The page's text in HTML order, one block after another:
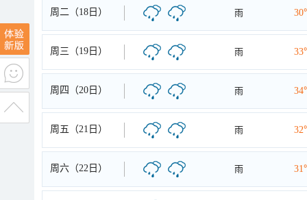
周二（18日） 雨
周三（19日） 雨
周四（20日） 雨
周五（21日） 雨
周六（22日） 雨